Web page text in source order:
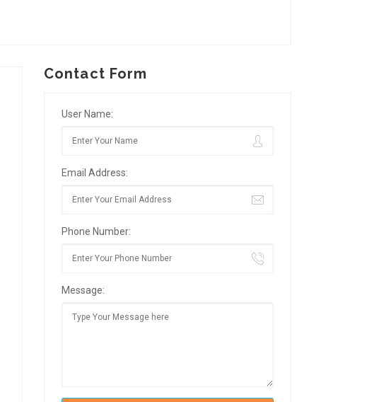
Contact Form
User Name:
Email Address:
Phone Number:
Message: